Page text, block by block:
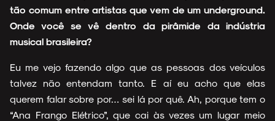
tão comum entre artistas que vem de um underground.
Onde você se vê dentro da pirâmide da indústria
musical brasileira?
Eu me vejo fazendo algo que as pessoas dos veículos
talvez não entendam tanto. E aí eu acho que elas
querem falar sobre por… sei lá por quê. Ah, porque tem o
“Ana Frango Elétrico”, que cai às vezes um lugar meio